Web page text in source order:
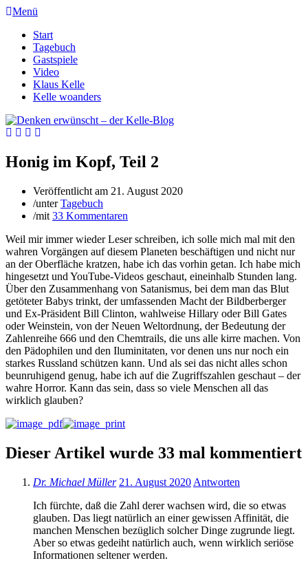
Menü
Start
Tagebuch
Gastspiele
Video
Klaus Kelle
Kelle woanders
Honig im Kopf, Teil 2
Veröffentlicht am 21. August 2020
/unterTagebuch
/mit 33 Kommentaren
Weil mir immer wieder Leser schreiben, ich solle mich mal mit den
wahren Vorgängen auf diesem Planeten beschäftigen und nicht nur
an der Oberfläche kratzen, habe ich das vorhin getan. Ich habe mich
hingesetzt und YouTube-Videos geschaut, eineinhalb Stunden lang.
Über den Zusammenhang von Satanismus, bei dem man das Blut
getöteter Babys trinkt, der umfassenden Macht der Bildberberger
und Ex-Präsident Bill Clinton, wahlweise Hillary oder Bill Gates
oder Weinstein, von der Neuen Weltordnung, der Bedeutung der
Zahlenreihe 666 und den Chemtrails, die uns alle kirre machen. Von
den Pädophilen und den Iluminitaten, vor denen uns nur noch ein
starkes Russland schützen kann. Und als sei das nicht alles schon
beunruhigend genug, habe ich auf die Zugriffszahlen geschaut – der
wahre Horror. Kann das sein, dass so viele Menschen all das
wirklich glauben?
Dieser Artikel wurde 33 mal kommentiert
Dr. Michael Müller 21. August 2020 Antworten
Ich fürchte, daß die Zahl derer wachsen wird, die so etwas
glauben. Das liegt natürlich an einer gewissen Affinität, die
manchen Menschen bezüglich solcher Dinge zugrunde liegt.
Aber so etwas gedeiht natürlich auch, wenn wirklich seriöse
Informationen seltener werden.